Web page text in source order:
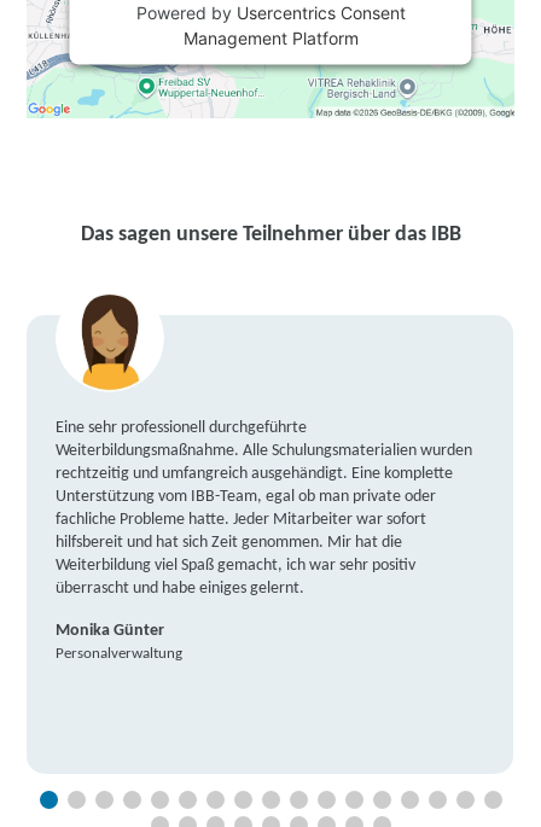
Powered by Usercentrics Consent
Management Platform
Das sagen unsere Teilnehmer über das IBB
Eine sehr professionell durchgeführte
Weiterbildungsmaßnahme. Alle Schulungsmaterialien wurden
rechtzeitig und umfangreich ausgehändigt. Eine komplette
Unterstützung vom IBB-Team, egal ob man private oder
fachliche Probleme hatte. Jeder Mitarbeiter war sofort
hilfsbereit und hat sich Zeit genommen. Mir hat die
Weiterbildung viel Spaß gemacht, ich war sehr positiv
überrascht und habe einiges gelernt.
Monika Günter
Personalverwaltung